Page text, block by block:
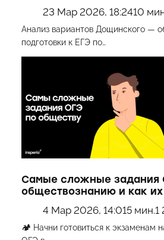
23 Мар 2026, 18:2410
Анализ вариантов Дощинского —
подготовки к ЕГЭ по…
Самые сложные задания
обществознанию и как
4 Мар 2026, 14:015 мин.1
🏕 Начни готовиться к экзаменам